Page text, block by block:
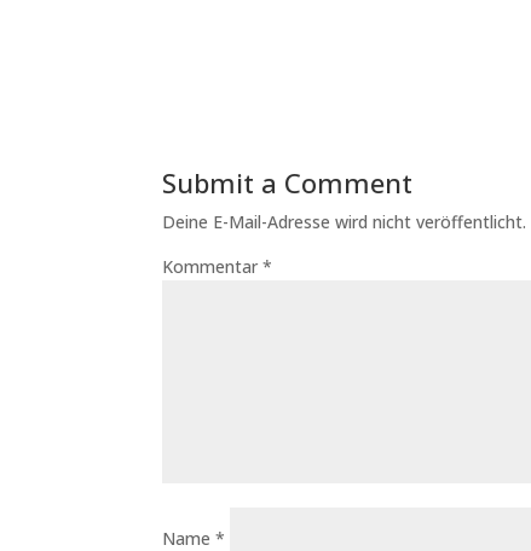
Submit a Comment
Deine E-Mail-Adresse wird nicht veröffentlicht.
Kommentar*
Name*